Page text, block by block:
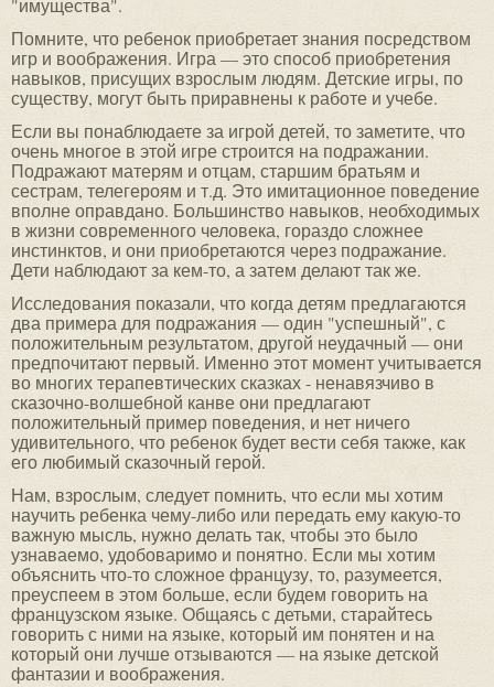
"имущества".
Помните, что ребенок приобретает знания посредством
игр и воображения. Игра — это способ приобретения
навыков, присущих взрослым людям. Детские игры, по
существу, могут быть приравнены к работе и учебе.
Если вы понаблюдаете за игрой детей, то заметите, что
очень многое в этой игре строится на подражании.
Подражают матерям и отцам, старшим братьям и
сестрам, телегероям и т.д. Это имитационное поведение
вполне оправдано. Большинство навыков, необходимых
в жизни современного человека, гораздо сложнее
инстинктов, и они приобретаются через подражание.
Дети наблюдают за кем-то, а затем делают так же.
Исследования показали, что когда детям предлагаются
два примера для подражания — один "успешный", с
положительным результатом, другой неудачный — они
предпочитают первый. Именно этот момент учитывается
во многих терапевтических сказках - ненавязчиво в
сказочно-волшебной канве они предлагают
положительный пример поведения, и нет ничего
удивительного, что ребенок будет вести себя также, как
его любимый сказочный герой.
Нам, взрослым, следует помнить, что если мы хотим
научить ребенка чему-либо или передать ему какую-то
важную мысль, нужно делать так, чтобы это было
узнаваемо, удобоваримо и понятно. Если мы хотим
объяснить что-то сложное французу, то, разумеется,
преуспеем в этом больше, если будем говорить на
французском языке. Общаясь с детьми, старайтесь
говорить с ними на языке, который им понятен и на
который они лучше отзываются — на языке детской
фантазии и воображения.